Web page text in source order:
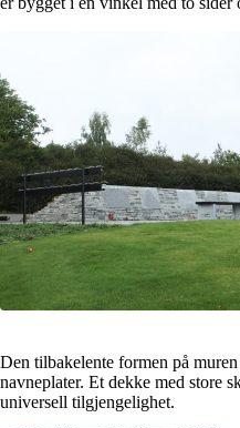
Den tilbakelente formen på
navneplater. Et dekke med store
universell tilgjengelighet.